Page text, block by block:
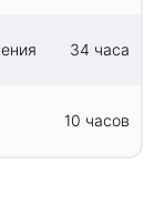
34 часа
10 часов